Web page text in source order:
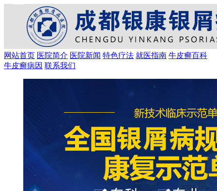
网站首页 医院简介 医院新闻 特色疗法 就医指南 牛皮癣百科
牛皮癣病因 联系我们